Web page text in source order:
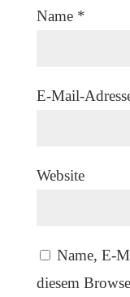
Name *
E-Mail-
Website
Name, E-
diesem